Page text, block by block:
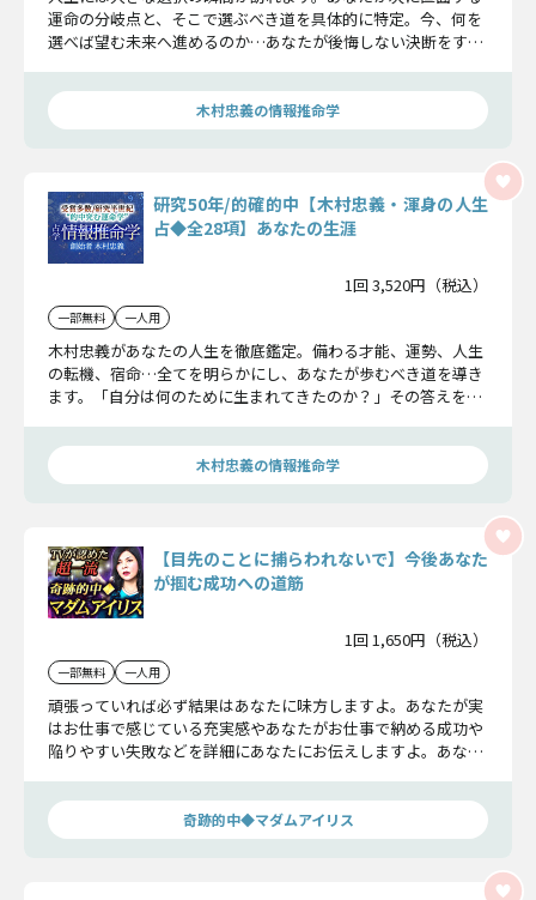
運命の分岐点と、そこで選ぶべき道を具体的に特定。今、何を
選べば望む未来へ進めるのか…あなたが後悔しない決断をする
木村忠義の情報推命学
研究50年/的確的中【木村忠義・渾身の人生
占◆全28項】あなたの生涯
1回 3,520円（税込）
一部無料 一人用
木村忠義があなたの人生を徹底鑑定。備わる才能、運勢、人生
の転機、宿命…全てを明らかにし、あなたが歩むべき道を導き
ます。「自分は何のために生まれてきたのか？」その答えを、
木村忠義の情報推命学
【目先のことに捕らわれないで】今後あなた
が掴む成功への道筋
1回 1,650円（税込）
一部無料 一人用
頑張っていれば必ず結果はあなたに味方しますよ。あなたが実
はお仕事で感じている充実感やあなたがお仕事で納める成功や
陥りやすい失敗などを詳細にあなたにお伝えしますよ。あなた
いきましょうね。
奇跡的中◆マダムアイリス